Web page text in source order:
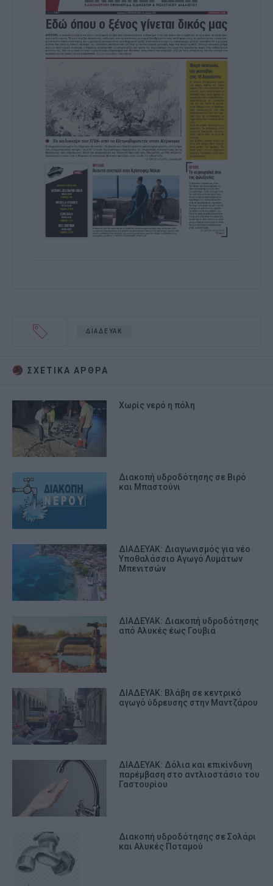
ΔΙΑΔΕΥΑΚ
ΣΧΕΤΙΚA AΡΘΡΑ
Χωρίς νερό η πόλη
Διακοπή υδροδότησης σε Βιρό
και Μπαστούνι
ΔΙΑΔΕΥΑΚ: Διαγωνισμός για νέο
Υποθαλάσσιο Αγωγό Λυμάτων
Μπενιτσών
ΔΙΑΔΕΥΑΚ: Διακοπή υδροδότησης
από Αλυκές έως Γουβιά
ΔΙΑΔΕΥΑΚ: Βλάβη σε κεντρικό
αγωγό ύδρευσης στην Μαντζάρου
ΔΙΑΔΕΥΑΚ: Δόλια και επικίνδυνη
παρέμβαση στο αντλιοστάσιο του
Γαστουρίου
Διακοπή υδροδότησης σε Σολάρι
και Αλυκές Ποταμού